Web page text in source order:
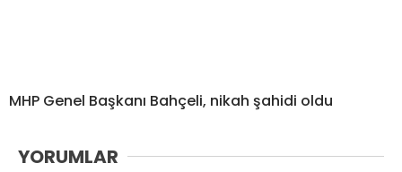
MHP Genel Başkanı Bahçeli, nikah şahidi oldu
YORUMLAR